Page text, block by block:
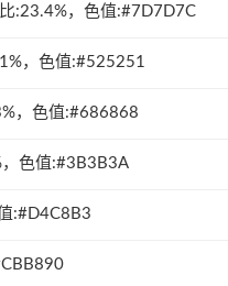
:23.4%，色值:#7D7D7C
，色值:#525251
，色值:#686868
色值:#3B3B3A
:#D4C8B3